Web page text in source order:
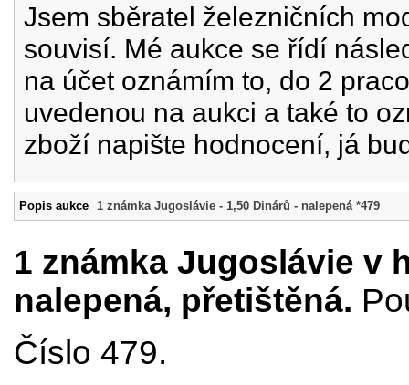
Jsem sběratel železničních
souvisí. Mé aukce se řídí
na účet oznámím to, do 2
uvedenou na aukci a také to
zboží napište hodnocení, já
Popis aukce 1 známka Jugoslávie - 1,50 Dinárů - nalepená *479
1 známka Jugoslávie v
nalepená, přetištěná.
Číslo 479.